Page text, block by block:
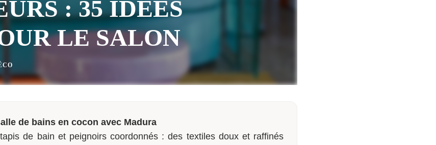
: 35 IDÉES
LE SALON
de bains en cocon avec Madura
de bain et peignoirs coordonnés : des textiles doux et raffinés